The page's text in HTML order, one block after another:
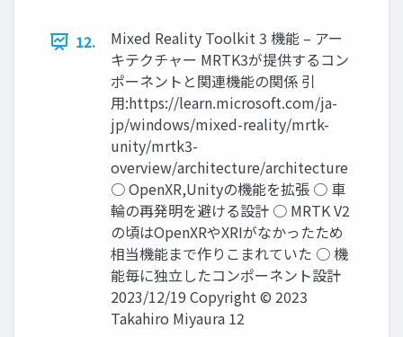
12.
Mixed Reality Toolkit 3 機能 – アー
キテクチャー MRTK3が提供するコン
ポーネントと関連機能の関係 引
用:https://learn.microsoft.com/ja-
jp/windows/mixed-reality/mrtk-
unity/mrtk3-
overview/architecture/architecture
○ OpenXR,Unityの機能を拡張 ○ 車
輪の再発明を避ける設計 ○ MRTK V2
の頃はOpenXRやXRIがなかったため
相当機能まで作りこまれていた ○ 機
能毎に独立したコンポーネント設計
2023/12/19 Copyright © 2023
Takahiro Miyaura 12